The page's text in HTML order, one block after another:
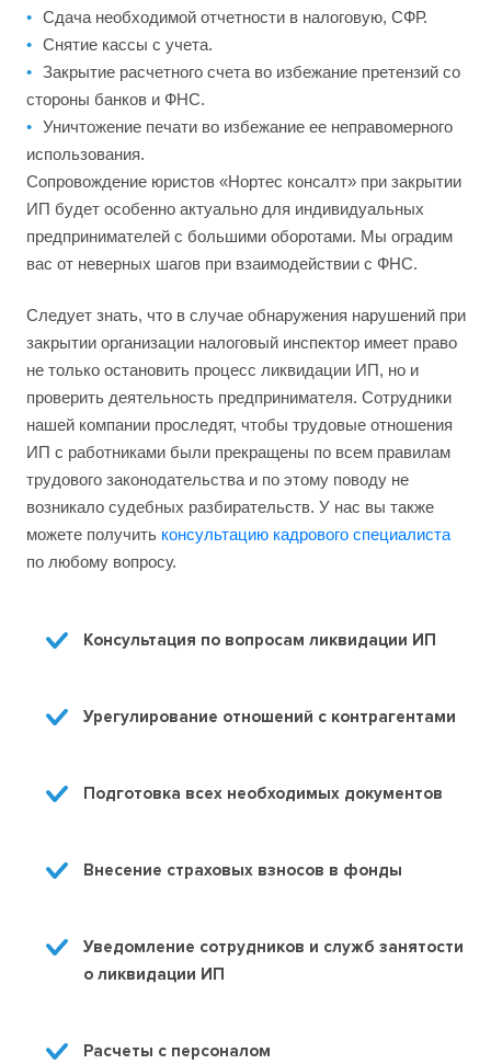
Сдача необходимой отчетности в налоговую, СФР.
Снятие кассы с учета.
Закрытие расчетного счета во избежание претензий со
стороны банков и ФНС.
Уничтожение печати во избежание ее неправомерного
использования.
Сопровождение юристов «Нортес консалт» при закрытии
ИП будет особенно актуально для индивидуальных
предпринимателей с большими оборотами. Мы оградим
вас от неверных шагов при взаимодействии с ФНС.
Следует знать, что в случае обнаружения нарушений при
закрытии организации налоговый инспектор имеет право
не только остановить процесс ликвидации ИП, но и
проверить деятельность предпринимателя. Сотрудники
нашей компании проследят, чтобы трудовые отношения
ИП с работниками были прекращены по всем правилам
трудового законодательства и по этому поводу не
возникало судебных разбирательств. У нас вы также
можете получить консультацию кадрового специалиста
по любому вопросу.
Консультация по вопросам ликвидации ИП
Урегулирование отношений с контрагентами
Подготовка всех необходимых документов
Внесение страховых взносов в фонды
Уведомление сотрудников и служб занятости
о ликвидации ИП
Расчеты с персоналом